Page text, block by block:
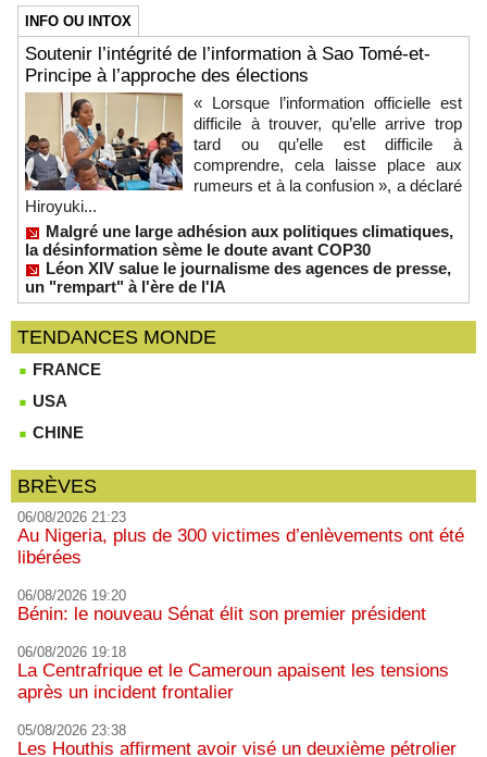
INFO OU INTOX
Soutenir l’intégrité de l’information à Sao Tomé-et-
Principe à l’approche des élections
« Lorsque l’information officielle est
difficile à trouver, qu’elle arrive trop
tard ou qu’elle est difficile à
comprendre, cela laisse place aux
rumeurs et à la confusion », a déclaré
Hiroyuki...
Malgré une large adhésion aux politiques climatiques,
la désinformation sème le doute avant COP30
Léon XIV salue le journalisme des agences de presse,
un "rempart" à l'ère de l'IA
TENDANCES MONDE
FRANCE
USA
CHINE
BRÈVES
06/08/2026 21:23
Au Nigeria, plus de 300 victimes d’enlèvements ont été
libérées
06/08/2026 19:20
Bénin: le nouveau Sénat élit son premier président
06/08/2026 19:18
La Centrafrique et le Cameroun apaisent les tensions
après un incident frontalier
05/08/2026 23:38
Les Houthis affirment avoir visé un deuxième pétrolier